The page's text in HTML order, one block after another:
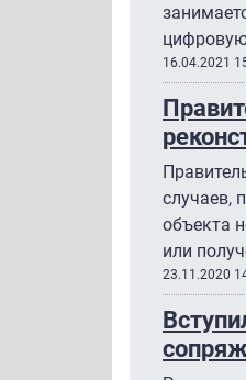
16.04.2021
случаев,
объекта
или
23.11.2020